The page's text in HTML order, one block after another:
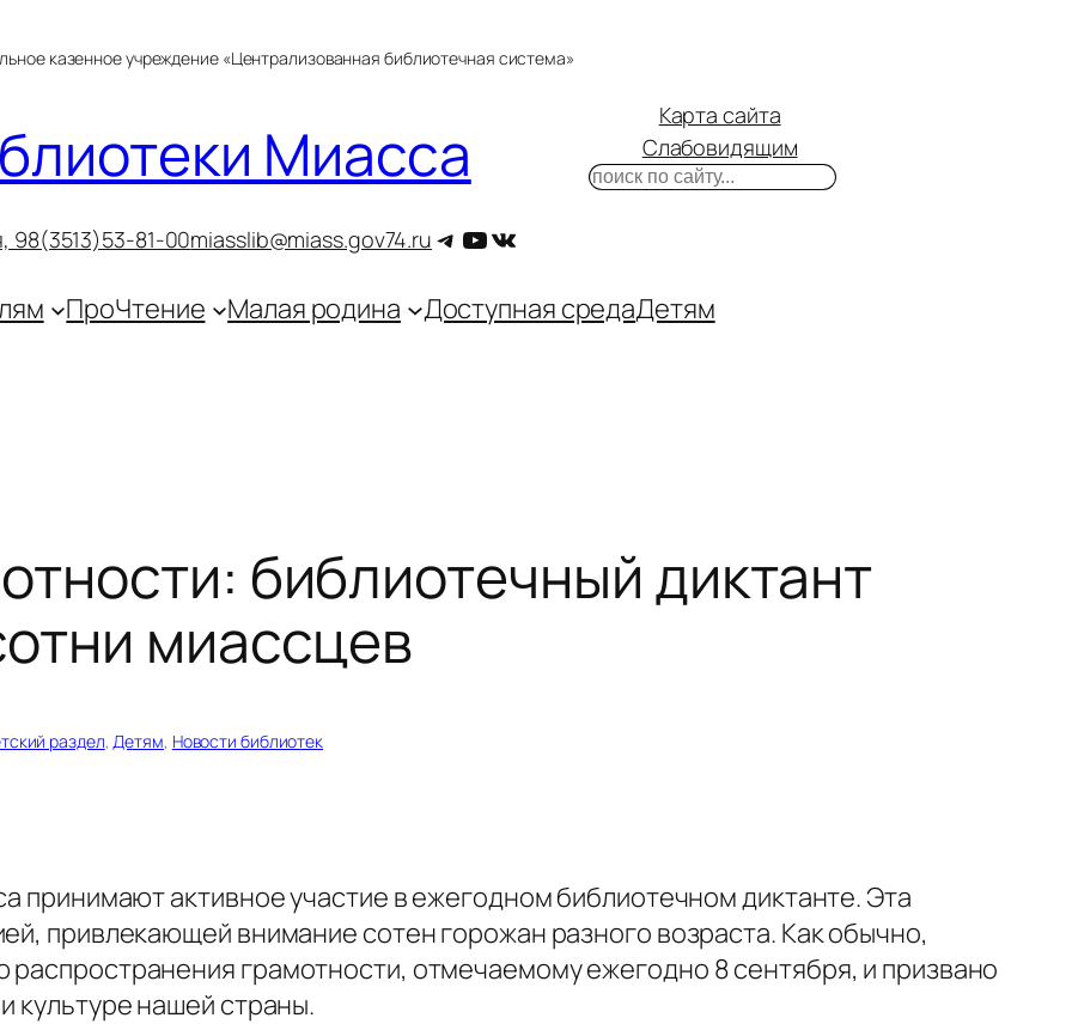
казенное учреждение «Централизованная библиотечная система»
Миасса
98(3513)53-81-00miasslib@miass.gov74.ru Telegram
YouTube
ВКонтакте
Карта сайта
Слабовидящим
Поиск
ПроЧтение Малая родина Доступная средаДетям
библиотечный диктант
миассцев
раздел, Детям, Новости библиотек
принимают активное участие в ежегодном библиотечном диктанте. Эта
привлекающей внимание сотен горожан разного возраста. Как обычно,
грамотности, отмечаемому ежегодно 8 сентября, и призвано
культуре нашей страны.